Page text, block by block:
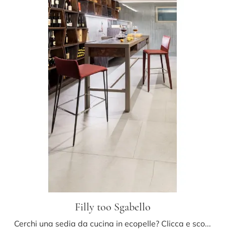
Filly too Sgabello
Cerchi una sedia da cucina in ecopelle? Clicca e scopri il modello Filly too Sgabello di Bonaldo per completare i tuoi locali al meglio.